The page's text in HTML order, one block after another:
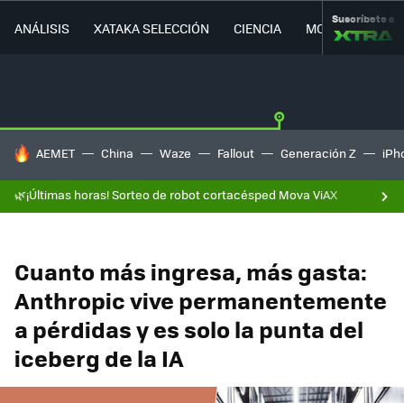
ANÁLISIS XATAKA SELECCIÓN CIENCIA MOVILIDAD
Suscríbete a
HOY SE HABLA DE
AEMET China Waze Fallout Generación Z
🌿¡Últimas horas! Sorteo de robot cortacésped Mova ViAX
Cuanto más ingresa, más gasta:
Anthropic vive permanentemente
a pérdidas y es solo la punta del
iceberg de la IA